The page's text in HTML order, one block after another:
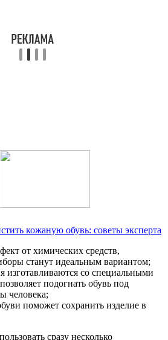
кожаную обувь: советы эксперта
от химических средств,
станут идеальным вариантом;
изготавливаются со специальными
подогнать обувь под
человека;
поможет сохранить изделие в
сразу несколько